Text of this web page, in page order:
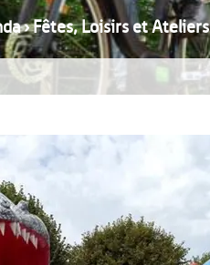
›Fêtes, Loisirs et Ateliers